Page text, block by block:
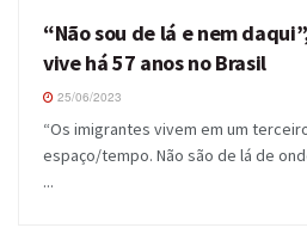
“Não sou de lá e nem
vive há 57 anos no Brasil
25/06/2023
“Os imigrantes vivem em um
espaço/tempo. Não são de lá de
...